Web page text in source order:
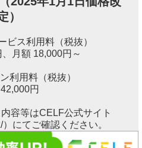
）
ビス利用料（税抜）
月額 18,000円～
利用料（税抜）
円
容等はCELF公式サイト
）にてご確認ください。